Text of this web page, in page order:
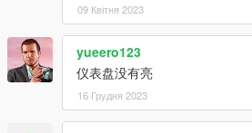
09 Квітня 2023
yueero123
仪表盘没有亮
16 Грудня 2023